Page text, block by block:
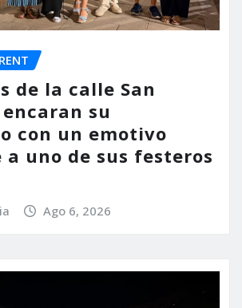
de la calle San
su
con un emotivo
a uno de sus festeros
Ago 6, 2026